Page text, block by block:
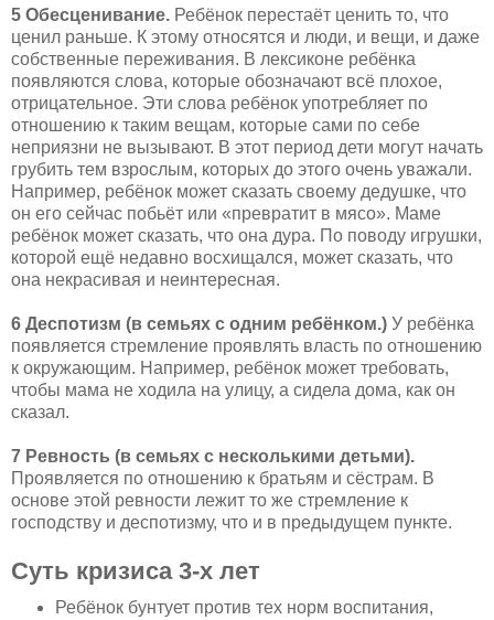
5 Обесценивание. Ребёнок перестаёт ценить то, что
ценил раньше. К этому относятся и люди, и вещи, и даже
собственные переживания. В лексиконе ребёнка
появляются слова, которые обозначают всё плохое,
отрицательное. Эти слова ребёнок употребляет по
отношению к таким вещам, которые сами по себе
неприязни не вызывают. В этот период дети могут начать
грубить тем взрослым, которых до этого очень уважали.
Например, ребёнок может сказать своему дедушке, что
он его сейчас побьёт или «превратит в мясо». Маме
ребёнок может сказать, что она дура. По поводу игрушки,
которой ещё недавно восхищался, может сказать, что
она некрасивая и неинтересная.
6 Деспотизм (в семьях с одним ребёнком.) У ребёнка
появляется стремление проявлять власть по отношению
к окружающим. Например, ребёнок может требовать,
чтобы мама не ходила на улицу, а сидела дома, как он
сказал.
7 Ревность (в семьях с несколькими детьми).
Проявляется по отношению к братьям и сёстрам. В
основе этой ревности лежит то же стремление к
господству и деспотизму, что и в предыдущем пункте.
Суть кризиса 3-х лет
Ребёнок бунтует против тех норм воспитания,